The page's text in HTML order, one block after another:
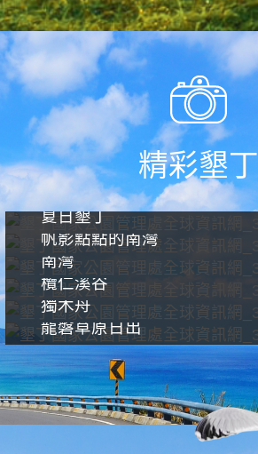
精彩墾丁
夏日墾丁
帆影點點的南灣
南灣
欖仁溪谷
獨木舟
龍磐草原日出